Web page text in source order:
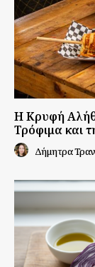
Η Κρυφή
Τρόφιμα και
Δήμητρα